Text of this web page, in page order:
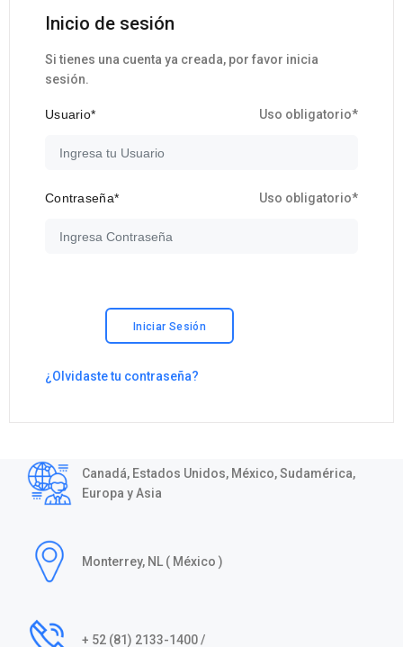
Inicio de sesión
Si tienes una cuenta ya creada, por favor inicia
sesión.
Usuario* Uso obligatorio*
Uso obligatorio*
Contraseña*
Iniciar Sesión
¿Olvidaste tu contraseña?
Canadá, Estados Unidos, México, Sudamérica,
Europa y Asia
Monterrey, NL ( México )
+ 52 (81) 2133-1400 /